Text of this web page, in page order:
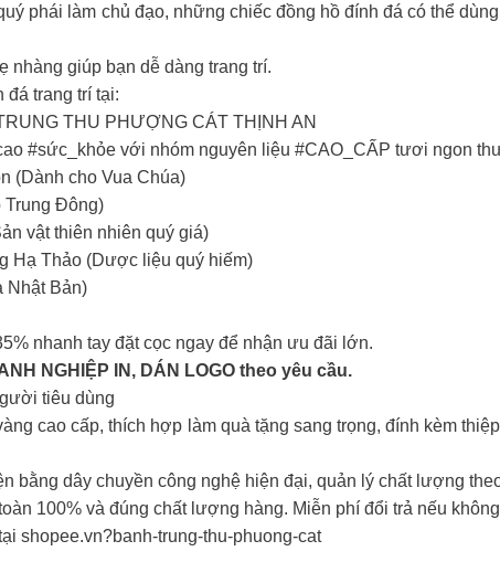
phái làm chủ đạo, những chiếc đồng hồ đính đá có thể
nhàng giúp bạn dễ dàng trang trí.
đá trang trí tại:
THU PHƯỢNG CÁT THỊNH AN
#sức_khỏe với nhóm nguyên liệu #CAO_CẤP tươi ngon
(Dành cho Vua Chúa)
Trung Đông)
vật thiên nhiên quý giá)
Hạ Thảo (Dược liệu quý hiếm)
Nhật Bản)
nhanh tay đặt cọc ngay để nhận ưu đãi lớn.
NGHIỆP IN, DÁN LOGO theo yêu cầu.
tiêu dùng
cao cấp, thích hợp làm quà tặng sang trọng, đính kèm
bằng dây chuyền công nghệ hiện đại, quản lý chất lượng
100% và đúng chất lượng hàng. Miễn phí đổi trả nếu
shopee.vn?banh-trung-thu-phuong-cat